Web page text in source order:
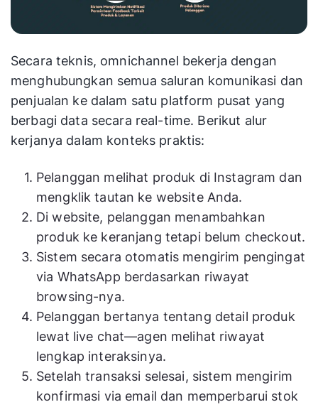
Secara teknis, omnichannel bekerja dengan
menghubungkan semua saluran komunikasi dan
penjualan ke dalam satu platform pusat yang
berbagi data secara real-time. Berikut alur
kerjanya dalam konteks praktis:
Pelanggan melihat produk di Instagram dan
mengklik tautan ke website Anda.
Di website, pelanggan menambahkan
produk ke keranjang tetapi belum checkout.
Sistem secara otomatis mengirim pengingat
via WhatsApp berdasarkan riwayat
browsing-nya.
Pelanggan bertanya tentang detail produk
lewat live chat—agen melihat riwayat
lengkap interaksinya.
Setelah transaksi selesai, sistem mengirim
konfirmasi via email dan memperbarui stok